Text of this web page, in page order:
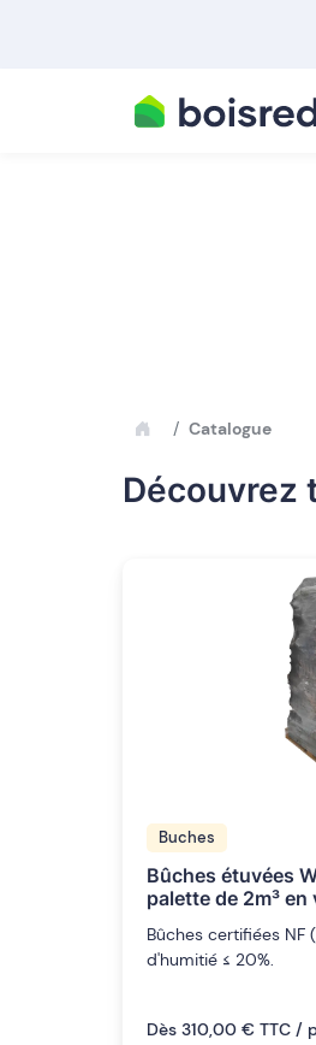
Catalogue
Découvrez
Buches
Bûches étuvées
palette de 2m³
Bûches certifiées NF
d'humitié ≤ 20%.
Dès 310,00 € TTC /